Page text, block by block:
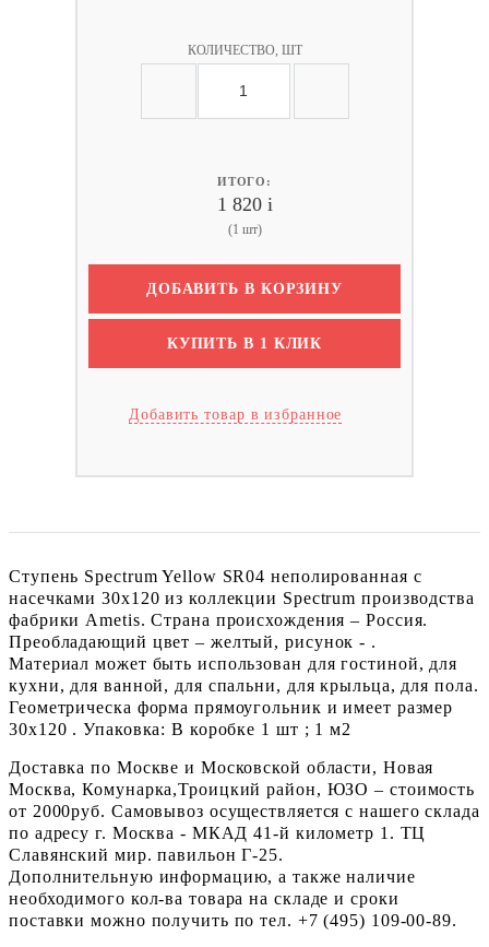
КОЛИЧЕСТВО, ШТ
ИТОГО:
1 820 i
(1 шт)
ДОБАВИТЬ В КОРЗИНУ
КУПИТЬ В 1 КЛИК
Добавить товар в избранное
Ступень Spectrum Yellow SR04 неполированная с
насечками 30x120 из коллекции Spectrum производства
фабрики Ametis. Страна происхождения – Россия.
Преобладающий цвет – желтый, рисунок - .
Материал может быть использован для гостиной, для
кухни, для ванной, для спальни, для крыльца, для пола.
Геометрическа форма прямоугольник и имеет размер
30x120 . Упаковка: В коробке 1 шт ; 1 м2
Доставка по Москве и Московской области, Новая
Москва, Комунарка,Троицкий район, ЮЗО – стоимость
от 2000руб. Самовывоз осуществляется с нашего склада
по адресу г. Москва - МКАД 41-й километр 1. ТЦ
Славянский мир. павильон Г-25.
Дополнительную информацию, а также наличие
необходимого кол-ва товара на складе и сроки
поставки можно получить по тел. +7 (495) 109-00-89.